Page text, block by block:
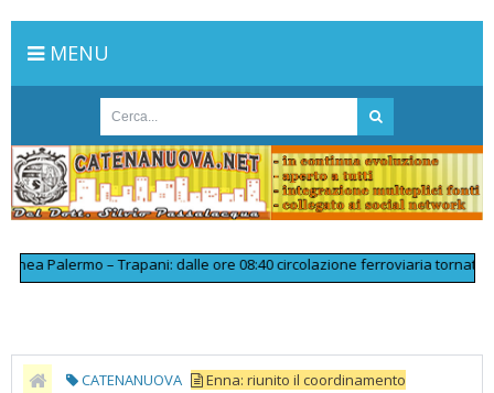
MENU
Palermo – Trapani: dalle ore 08:40 circolazione ferroviaria tornata
CATENANUOVA Enna: riunito il coordinamento